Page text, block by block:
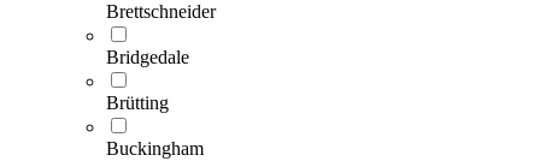
Brettschneider
Bridgedale
Brütting
Buckingham